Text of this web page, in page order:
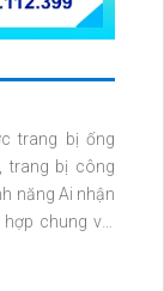
trang bị ống
trang bị công
năng Ai nhận
chung với